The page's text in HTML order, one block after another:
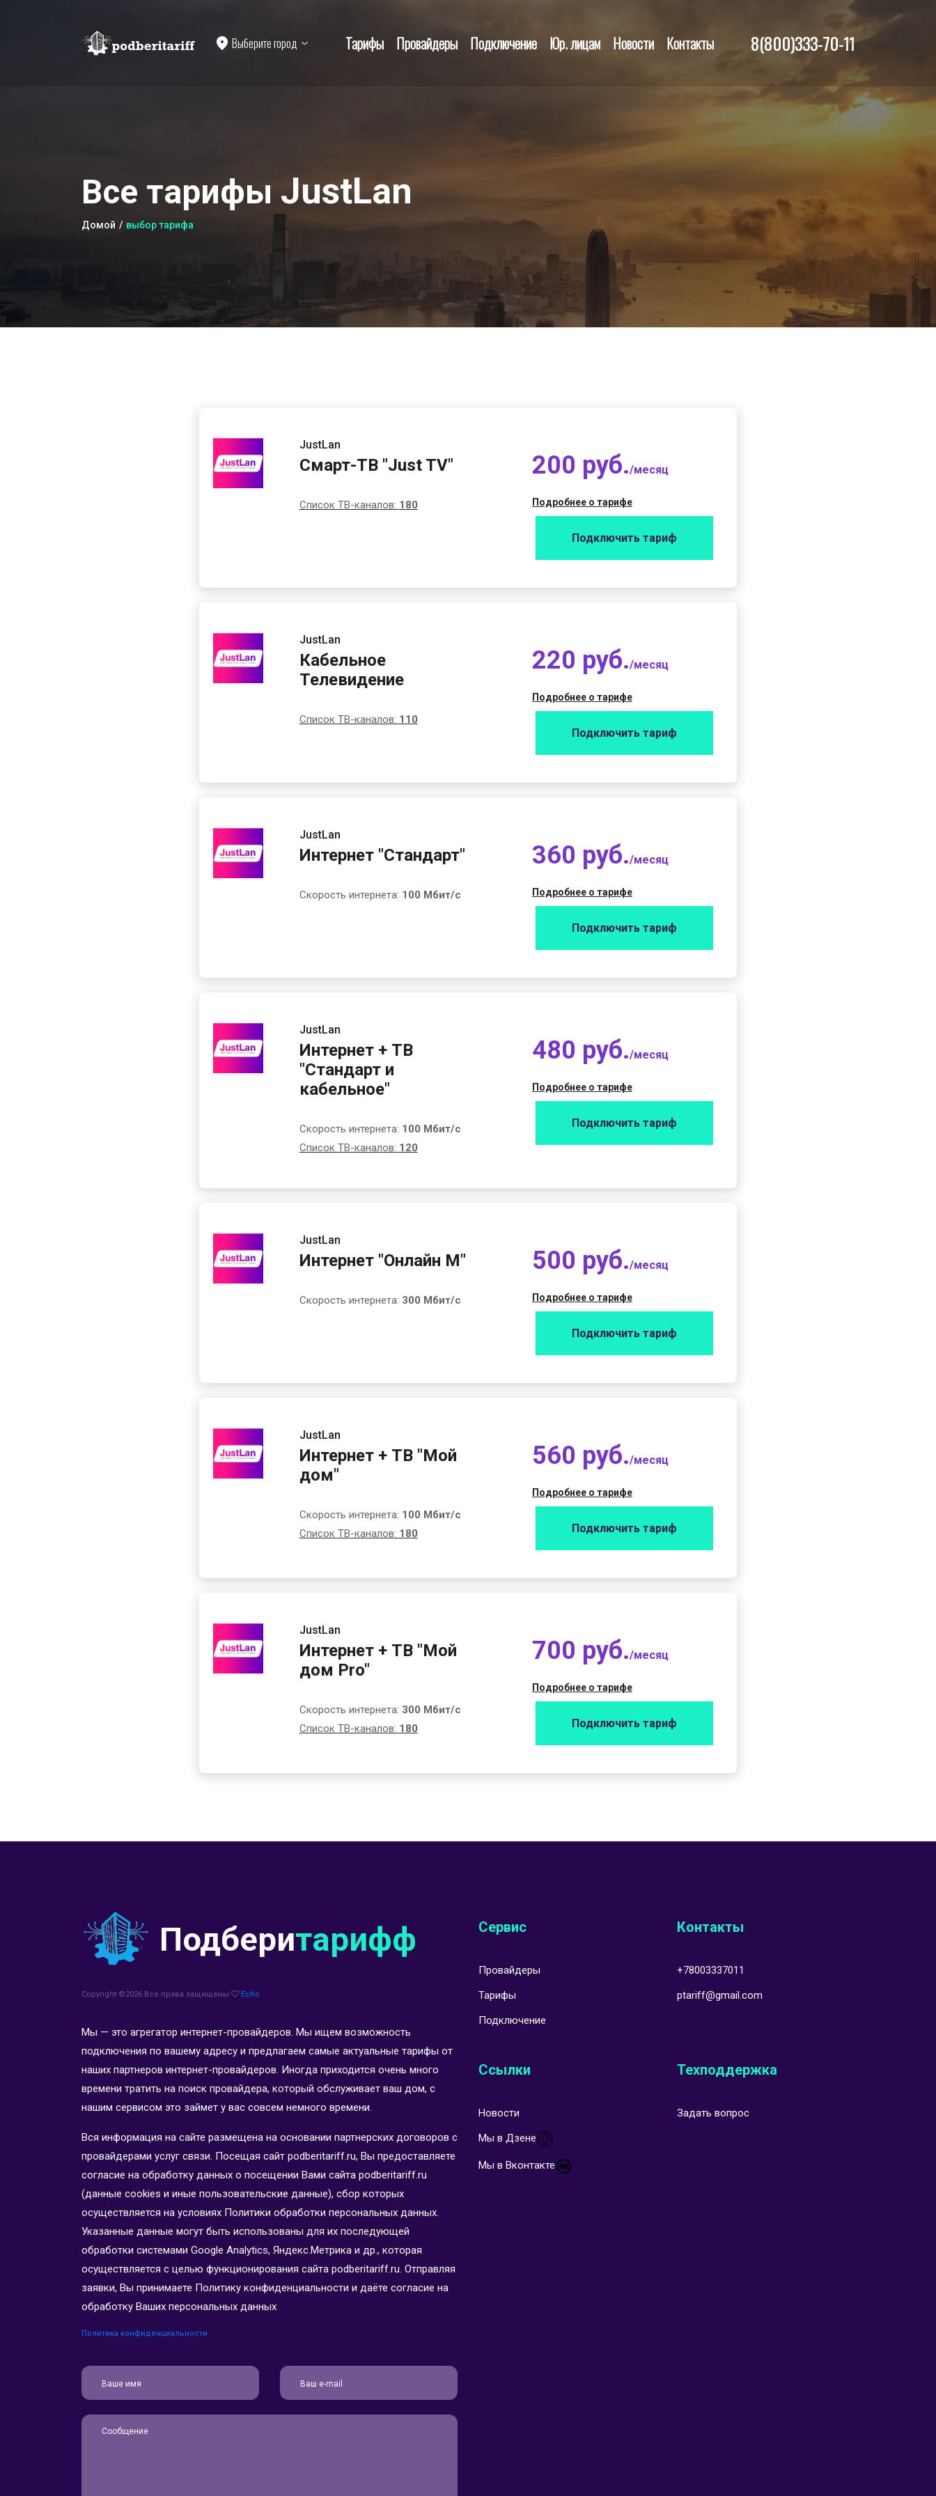
Выберите город Тарифы Провайдеры Подключение Юр. лицам Новости Контакты 8(800)333-70-11
Все тарифы JustLan
Домой выбор тарифа
JustLan
Смарт-ТВ "Just TV"
Список ТВ-каналов: 180
200 руб./месяц
Подробнее о тарифе
Подключить тариф
JustLan
Кабельное
Телевидение
Список ТВ-каналов: 110
220 руб./месяц
Подробнее о тарифе
Подключить тариф
JustLan
Интернет "Стандарт"
Скорость интернета: 100 Мбит/с
360 руб./месяц
Подробнее о тарифе
Подключить тариф
JustLan
Интернет + ТВ
"Стандарт и
кабельное"
Скорость интернета: 100 Мбит/с
Список ТВ-каналов: 120
480 руб./месяц
Подробнее о тарифе
Подключить тариф
JustLan
Интернет "Онлайн М"
Скорость интернета: 300 Мбит/с
500 руб./месяц
Подробнее о тарифе
Подключить тариф
JustLan
Интернет + ТВ "Мой
дом"
Скорость интернета: 100 Мбит/с
Список ТВ-каналов: 180
560 руб./месяц
Подробнее о тарифе
Подключить тариф
JustLan
Интернет + ТВ "Мой
дом Pro"
Скорость интернета: 300 Мбит/с
Список ТВ-каналов: 180
700 руб./месяц
Подробнее о тарифе
Подключить тариф
Подберитарифф
Copyright ©2026 Все права защищены Echo
Мы — это агрегатор интернет-провайдеров. Мы ищем возможность
подключения по вашему адресу и предлагаем самые актуальные тарифы от
наших партнеров интернет-провайдеров. Иногда приходится очень много
времени тратить на поиск провайдера, который обслуживает ваш дом, с
нашим сервисом это займет у вас совсем немного времени.
Вся информация на сайте размещена на основании партнерских договоров с
провайдерами услуг связи. Посещая сайт podberitariff.ru, Вы предоставляете
согласие на обработку данных о посещении Вами сайта podberitariff.ru
(данные cookies и иные пользовательские данные), сбор которых
осуществляется на условиях Политики обработки персональных данных.
Указанные данные могут быть использованы для их последующей
обработки системами Google Analytics, Яндекс.Метрика и др., которая
осуществляется с целью функционирования сайта podberitariff.ru. Отправляя
заявки, Вы принимаете Политику конфиденциальности и даёте согласие на
обработку Ваших персональных данных
Политика конфиденциальности
Сервис
Провайдеры
Тарифы
Подключение
Контакты
+78003337011
ptariff@gmail.com
Ссылки
Новости
Мы в Дзене
Мы в Вконтакте
Техподдержка
Задать вопрос